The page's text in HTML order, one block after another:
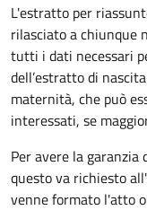
L'estratto per
rilasciato a chiunque
tutti i dati necessari
dell’estratto di
maternità, che può
interessati, se
Per avere la
questo va richiesto
venne formato l'atto